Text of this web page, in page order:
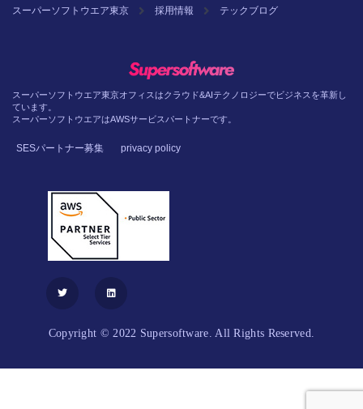
スーパーソフトウエア東京 採用情報 テックブログ
スーパーソフトウエア東京オフィスはクラウド&AIテクノロジーでビジネスを革新し
ています。
スーパーソフトウエアはAWSサービスパートナーです。
SESパートナー募集 privacy policy
Copyright © 2022 Supersoftware. All Rights Reserved.